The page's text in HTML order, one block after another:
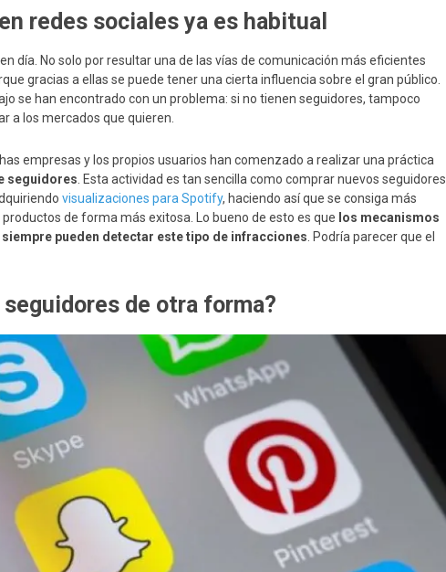
redes sociales ya es habitual
día. No solo por resultar una de las vías de comunicación más eficientes
gracias a ellas se puede tener una cierta influencia sobre el gran público.
se han encontrado con un problema: si no tienen seguidores, tampoco
a los mercados que quieren.
empresas y los propios usuarios han comenzado a realizar una práctica
seguidores . Esta actividad es tan sencilla como comprar nuevos seguidores
visualizaciones para Spotify, haciendo así que se consiga más
de forma más exitosa. Lo bueno de esto es que los mecanismos
pueden detectar este tipo de infracciones . Podría parecer que el
de otra forma?